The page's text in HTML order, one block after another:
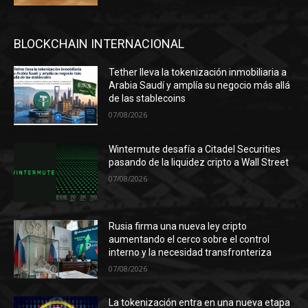
BLOCKCHAIN INTERNACIONAL
Tether lleva la tokenización inmobiliaria a
Arabia Saudí y amplía su negocio más allá
de las stablecoins
07/08/2026
Wintermute desafía a Citadel Securities
pasando de la liquidez cripto a Wall Street
07/08/2026
Rusia firma una nueva ley cripto
aumentando el cerco sobre el control
interno y la necesidad transfronteriza
07/08/2026
La tokenización entra en una nueva etapa